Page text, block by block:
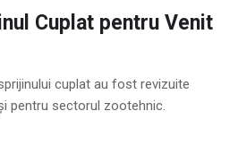
Cuplat pentru Venit
cuplat au fost revizuite
pentru sectorul zootehnic.